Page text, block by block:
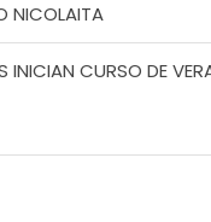
NICOLAITA
INICIAN CURSO DE